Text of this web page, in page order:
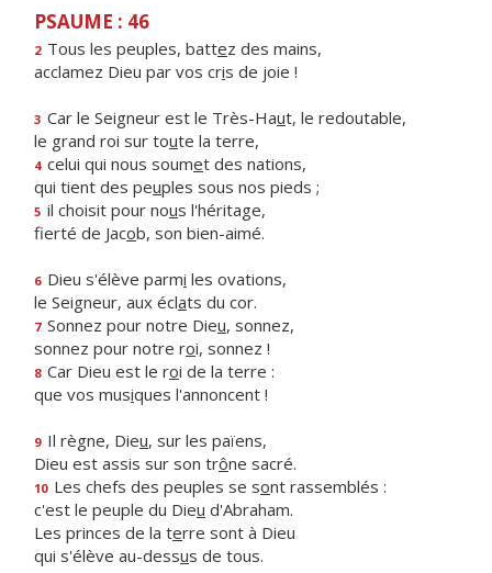
PSAUME : 46
2 Tous les peuples, battez des mains,
acclamez Dieu par vos cris de joie !
3 Car le Seigneur est le Très-Haut, le redoutable,
le grand roi sur toute la terre,
4 celui qui nous soumet des nations,
qui tient des peuples sous nos pieds ;
5 il choisit pour nous l'héritage,
fierté de Jacob, son bien-aimé.
6 Dieu s'élève parmi les ovations,
le Seigneur, aux éclats du cor.
7 Sonnez pour notre Dieu, sonnez,
sonnez pour notre roi, sonnez !
8 Car Dieu est le roi de la terre :
que vos musiques l'annoncent !
9 Il règne, Dieu, sur les païens,
Dieu est assis sur son trône sacré.
10 Les chefs des peuples se sont rassemblés :
c'est le peuple du Dieu d'Abraham.
Les princes de la terre sont à Dieu
qui s'élève au-dessus de tous.